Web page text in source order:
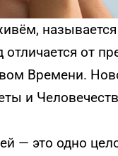
от
Времени.
и
— это одно